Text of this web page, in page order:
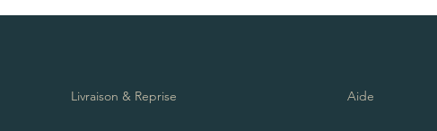
Livraison & Reprise Aide